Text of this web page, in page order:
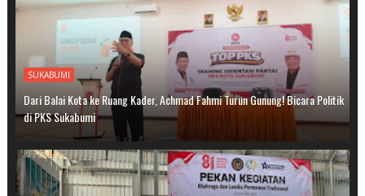
SUKABUMI
Dari Balai Kota ke Ruang Kader, Achmad Fahmi Turun Gunung! Bicara Politik
di PKS Sukabumi